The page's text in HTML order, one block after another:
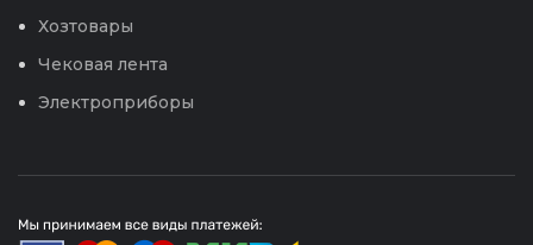
Хозтовары
Чековая лента
Электроприборы